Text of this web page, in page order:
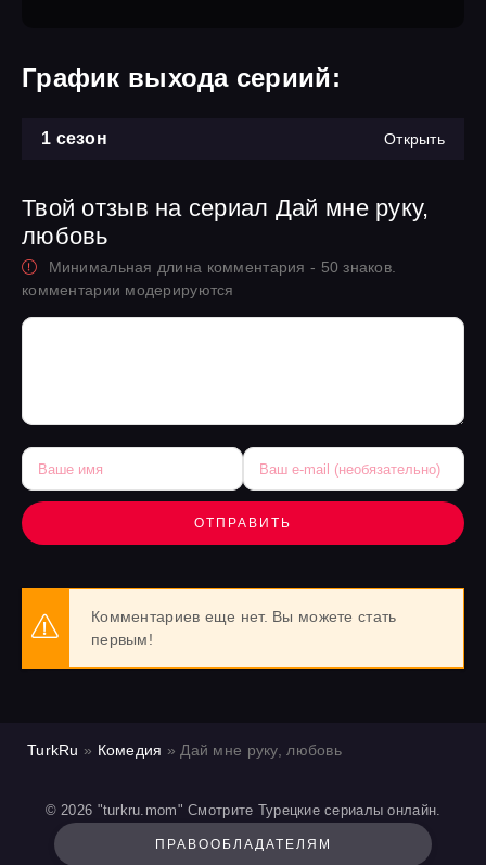
График выхода сериий:
1 сезон Открыть
Твой отзыв на сериал Дай мне руку,
любовь
Минимальная длина комментария - 50 знаков.
комментарии модерируются
ОТПРАВИТЬ
Комментариев еще нет. Вы можете стать
первым!
TurkRu » Комедия » Дай мне руку, любовь
© 2026 "turkru.mom" Смотрите Турецкие сериалы онлайн.
ПРАВООБЛАДАТЕЛЯМ